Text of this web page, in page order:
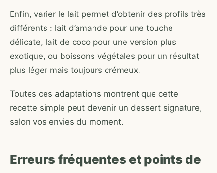
Enfin, varier le lait permet d’obtenir des profils très
différents : lait d’amande pour une touche
délicate, lait de coco pour une version plus
exotique, ou boissons végétales pour un résultat
plus léger mais toujours crémeux.
Toutes ces adaptations montrent que cette
recette simple peut devenir un dessert signature,
selon vos envies du moment.
Erreurs fréquentes et points de